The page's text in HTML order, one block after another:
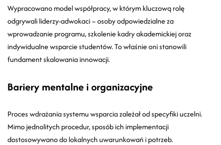
Wypracowano model współpracy, w którym kluczową rolę
odgrywali liderzy-adwokaci – osoby odpowiedzialne za
wprowadzanie programu, szkolenie kadry akademickiej oraz
indywidualne wsparcie studentów. To właśnie oni stanowili
fundament skalowania innowacji.
Bariery mentalne i organizacyjne
Proces wdrażania systemu wsparcia zależał od specyfiki uczelni.
Mimo jednolitych procedur, sposób ich implementacji
dostosowywano do lokalnych uwarunkowań i potrzeb.